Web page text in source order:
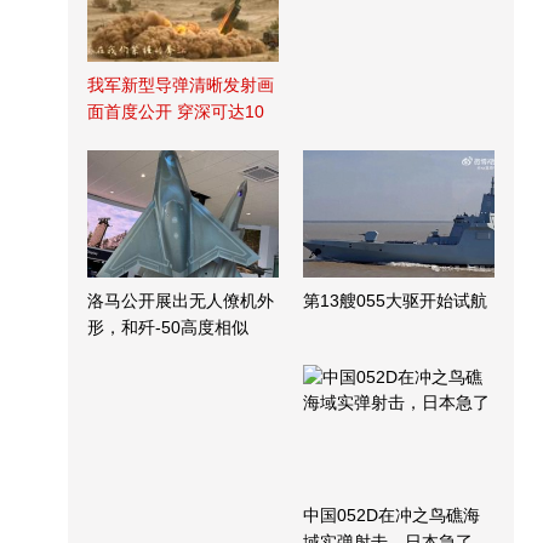
我军新型导弹清晰发射画
面首度公开 穿深可达10
洛马公开展出无人僚机外
形，和歼-50高度相似
第13艘055大驱开始试航
中国052D在冲之鸟礁海